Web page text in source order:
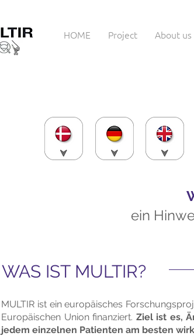
HOME Project About us
ein
WAS IST MULTIR?
MULTIR ist ein europäisches
Europäischen Union finanziert. Ziel ist es,
jedem einzelnen Patienten am besten